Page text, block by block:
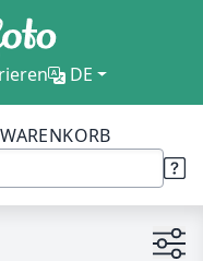
DE
WARENKORB